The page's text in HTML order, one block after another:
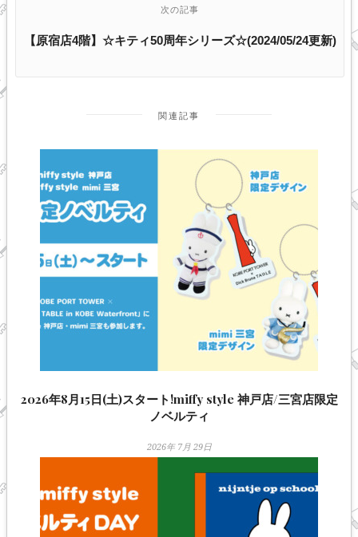
次の記事
【原宿店4階】☆キティ50周年シリーズ☆(2024/05/24更新)
関連記事
2026年8月15日(土)スタート!miffy style 神戸店/三宮店限定
ノベルティ
2026年 7月 29日